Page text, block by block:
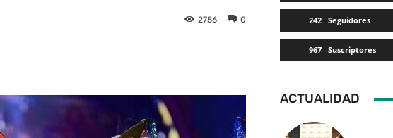
0
2756 242 Seguidores
967 Suscriptores
ACTUALIDAD